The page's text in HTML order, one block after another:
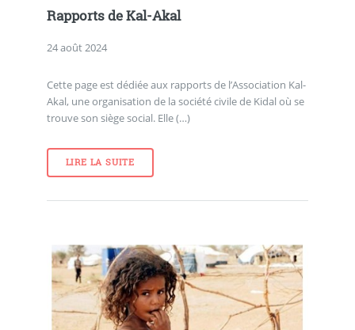
Rapports de Kal-Akal
24 août 2024
Cette page est dédiée aux rapports de l’Association Kal-
Akal, une organisation de la société civile de Kidal où se
trouve son siège social. Elle (…)
LIRE LA SUITE